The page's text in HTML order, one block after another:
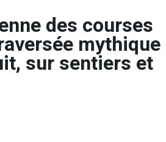
des courses
sur sentiers et